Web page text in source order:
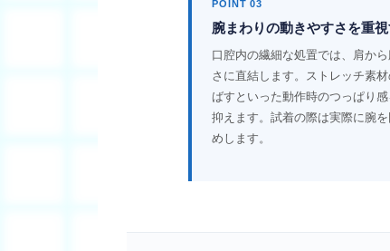
POINT 03
腕まわりの動きやすさを重
口腔内の繊細な処置では、肩か
さに直結します。ストレッチ素
ばすといった動作時のつっぱり
抑えます。試着の際は実際に腕
めします。